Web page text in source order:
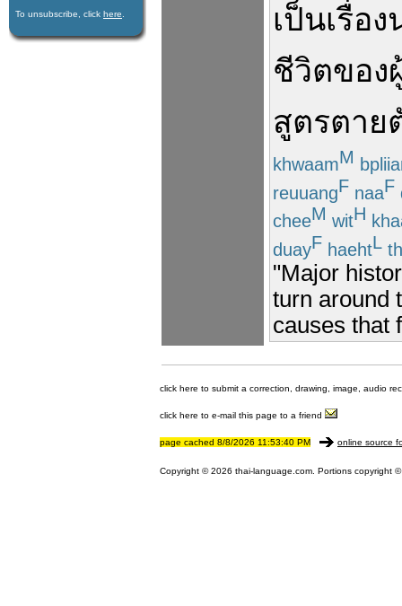
To unsubscribe, click here
เป็นเรื่อง
ชีวิตของ
สูตรตาย
khwaamM
reuuangF naaF
cheeM witH
duayF haehtL
"Major
turn around
causes that
click here to submit a correction, drawing, image, audio
click here to e-mail this page to a friend
page cached 8/8/2026 11:53:40 PM online source
Copyright © 2026 thai-language.com. Portions copyright